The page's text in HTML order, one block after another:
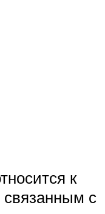
к
с